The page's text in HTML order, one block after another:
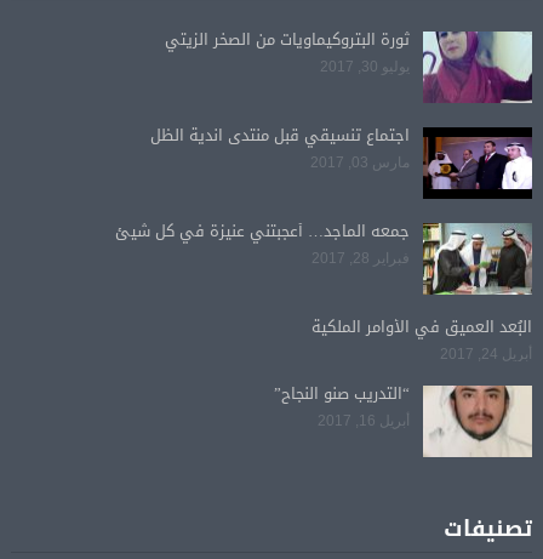
ثورة البتروكيماويات من الصخر الزيتي
يوليو 30, 2017
اجتماع تنسيقي قبل منتدى اندية الظل
مارس 03, 2017
جمعه الماجد… أعجبتني عنيزة في كل شيئ
فبراير 28, 2017
البُعد العميق في الأوامر الملكية
أبريل 24, 2017
“التدريب صنو النجاح”
أبريل 16, 2017
تصنيفات